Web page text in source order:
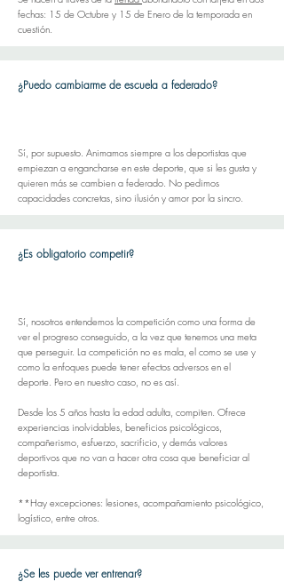
fechas: 15 de Octubre y 15 de Enero de la temporada en
cuestión.
¿Puedo cambiarme de escuela a federado?
Sí, por supuesto. Animamos siempre a los deportistas que
empiezan a engancharse en este deporte, que si les gusta y
quieren más se cambien a federado. No pedimos
capacidades concretas, sino ilusión y amor por la sincro.
¿Es obligatorio competir?
Sí, nosotros entendemos la competición como una forma de
ver el progreso conseguido, a la vez que tenemos una meta
que perseguir. La competición no es mala, el como se use y
como la enfoques puede tener efectos adversos en el
deporte. Pero en nuestro caso, no es así.
Desde los 5 años hasta la edad adulta, compiten. Ofrece
experiencias inolvidables, beneficios psicológicos,
compañerismo, esfuerzo, sacrificio, y demás valores
deportivos que no van a hacer otra cosa que beneficiar al
deportista.
**Hay excepciones: lesiones, acompañamiento psicológico,
logístico, entre otros.
¿Se les puede ver entrenar?